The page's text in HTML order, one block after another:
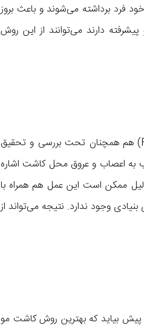
فرد برداشته می‌شوند و باعث بروز
دارند می‌توانند از این روش
در حال حاضر این روش به صورت قطعی تائید نشده. از نظر سازمان غذا و دارو آمریکا (FDA) هم همچنان تحت بررسی و تحقیق
به اعصاب و عروق محل کاشت اشاره
ممکن است این عمل هم همراه با
وجود ندارد. نتیجه می‌تواند از
پیش بیاید که بهترین روش کاشت مو